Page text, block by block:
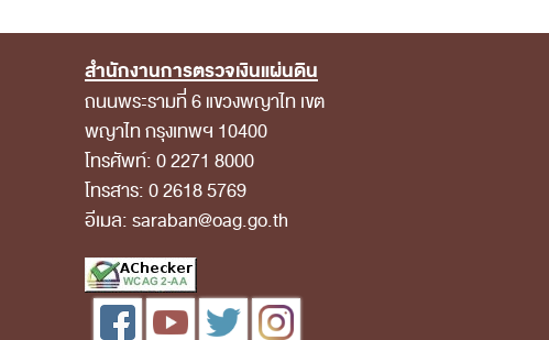
สำนักงานการตรวจเงินแผ่นดิน
ถนนพระรามที่ 6 แขวงพญาไท เขต
พญาไท กรุงเทพฯ 10400
โทรศัพท์: 0 2271 8000
โทรสาร: 0 2618 5769
อีเมล: saraban@oag.go.th